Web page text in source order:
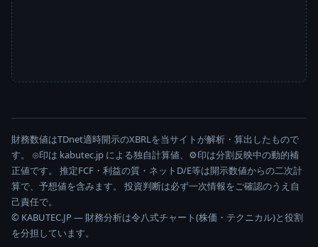
財務数値はTDnet適時開示のXBRLを当サイトが解析・算出したもので
す。 ⊙印は kabutec.jp による独自計算値、⚙印は分割反映中の動的補
正値です。 推定FCF・利益の質・ネットD/E等は開示数値からの二次計
算で、予想値を含みます。 投資判断は必ず一次情報をご確認のうえ自
己責任で。
© KABUTEC.JP — 財務分析は令八式チャート(株価・テクニカル)と役割
を分担しています。